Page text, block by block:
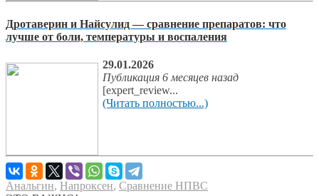
Дротаверин и Найсулид — сравнение препаратов: что
лучше от боли, температуры и воспаления
29.01.2026
Публикация 6 месяцев назад
[expert_review...
(Читать полностью...)
Анальгин, Напроксен, Сравнение НПВС